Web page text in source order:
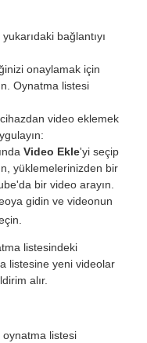
bağlantıyı
onaylamak için
Oynatma listesi
video eklemek
Video Ekle'yi seçip
yüklemelerinizden bir
bir video arayın.
gidin ve videonun
listesindeki
listesine yeni videolar
alır.
listesi